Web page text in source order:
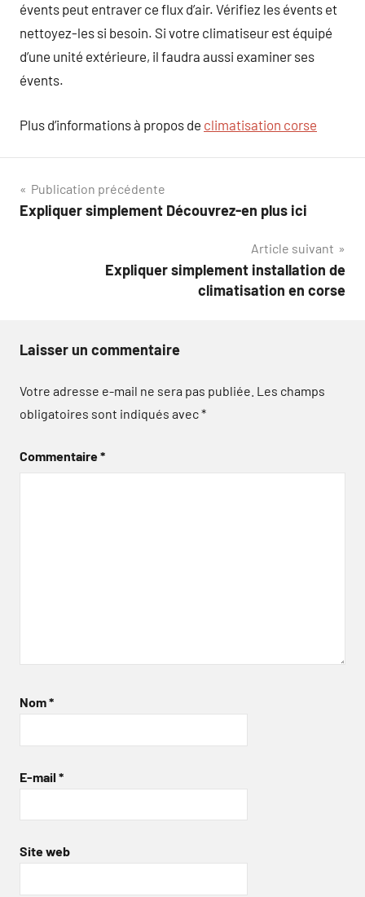
évents peut entraver ce flux d’air. Vérifiez les évents et
nettoyez-les si besoin. Si votre climatiseur est équipé
d’une unité extérieure, il faudra aussi examiner ses
évents.
Plus d’informations à propos de climatisation corse
Navigation
de
Publication précédente
Expliquer simplement Découvrez-en plus ici
Article suivant
Expliquer simplement installation de
climatisation en corse
Laisser un commentaire
Votre adresse e-mail ne sera pas publiée. Les champs
obligatoires sont indiqués avec*
Commentaire*
Nom*
E-mail *
Site web